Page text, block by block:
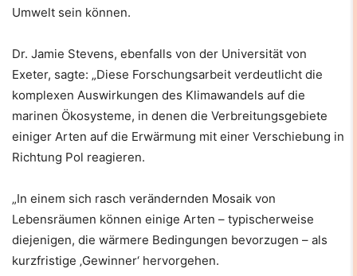
Umwelt sein können.
Dr. Jamie Stevens, ebenfalls von der Universität von
Exeter, sagte: „Diese Forschungsarbeit verdeutlicht die
komplexen Auswirkungen des Klimawandels auf die
marinen Ökosysteme, in denen die Verbreitungsgebiete
einiger Arten auf die Erwärmung mit einer Verschiebung in
Richtung Pol reagieren.
„In einem sich rasch verändernden Mosaik von
Lebensräumen können einige Arten – typischerweise
diejenigen, die wärmere Bedingungen bevorzugen – als
kurzfristige ‚Gewinner‘ hervorgehen.